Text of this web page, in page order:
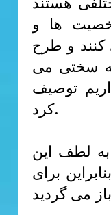
ها و
کنند و طرح
به سختی می
توصیف
کرد.
لطف این
برای